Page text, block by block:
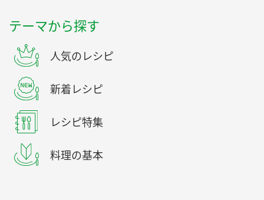
テーマから探す
人気のレシピ
新着レシピ
レシピ特集
料理の基本